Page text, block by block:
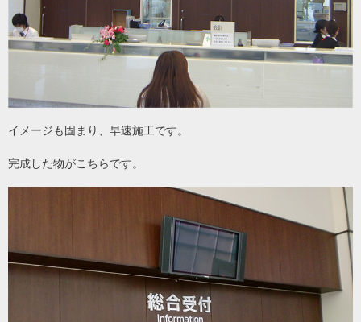
イメージも固まり、早速施工です。
完成した物がこちらです。